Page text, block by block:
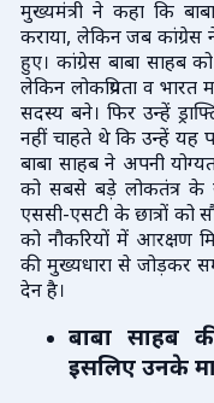
मुख्यमंत्री ने कहा कि
कराया, लेकिन जब कांग्रेस
हुए। कांग्रेस बाबा साहब
लेकिन लोकप्रियता व भारत
सदस्य बने। फिर उन्हें
नहीं चाहते थे कि उन्हें यह
बाबा साहब ने अपनी
को सबसे बड़े लोकतंत्र के
एससी-एसटी के छात्रों को
को नौकरियों में आरक्षण
की मुख्यधारा से जोड़कर
देन है।
बाबा साहब
इसलिए उनके